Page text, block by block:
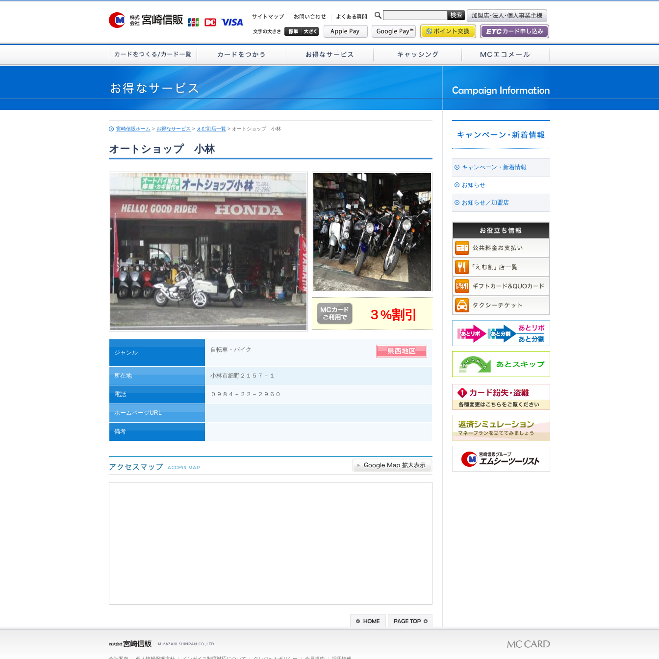
宮崎信販ホーム > お得なサービス > えむ割店一覧 > オートショップ 小林
オートショップ 小林
３%割引
ジャンル 自転車・バイク
所在地 小林市細野２１５７－１
電話 ０９８４－２２－２９６０
ホームページURL
備考
キャンぺーン・新着情報
お知らせ
お知らせ／加盟店